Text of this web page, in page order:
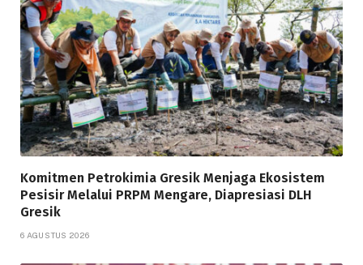
Komitmen Petrokimia Gresik Menjaga Ekosistem
Pesisir Melalui PRPM Mengare, Diapresiasi DLH
Gresik
6 AGUSTUS 2026